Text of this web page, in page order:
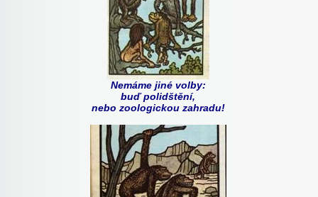
Nemáme jiné volby:
buď polidštění,
nebo zoologickou zahradu!